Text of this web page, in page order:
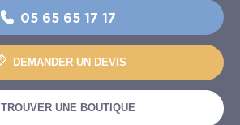
05 65 65 17 17
DEMANDER UN DEVIS
TROUVER UNE BOUTIQUE